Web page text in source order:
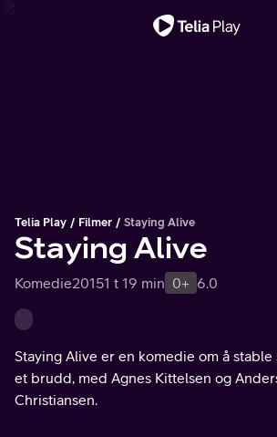
Telia Play Filmer Staying Alive
Staying Alive
Komedie20151 t 19 min 0+ 6.0
Staying Alive er en komedie om å
et brudd, med Agnes Kittelsen og
Christiansen.